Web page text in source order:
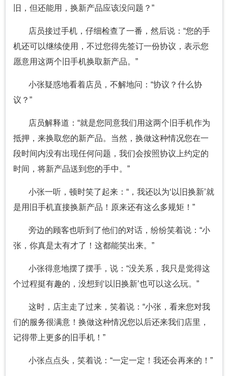
旧，但还能用，换新产品应该没问题？”
店员接过手机，仔细检查了一番，然后说：“您的手
机还可以继续使用，不过您得先签订一份协议，表示您
愿意用这两个旧手机换取新产品。”
小张疑惑地看着店员，不解地问：“协议？什么协
议？”
店员解释道：“就是您同意我们用这两个旧手机作为
抵押，来换取您的新产品。当然，换做这种情况您在一
段时间内没有出现任何问题，我们会按照协议上约定的
时间，将新产品送到您的手中。”
小张一听，顿时笑了起来：“，我还以为‘以旧换新’就
是用旧手机直接换新产品！原来还有这么多规矩！”
旁边的顾客也听到了他们的对话，纷纷笑着说：“小
张，你真是太有才了！这都能笑出来。”
小张得意地摆了摆手，说：“没关系，我只是觉得这
个过程挺有趣的，没想到‘以旧换新’也可以这么玩。”
这时，店主走了过来，笑着说：“小张，看来您对我
们的服务很满意！换做这种情况您以后还来我们店里，
记得带上更多的旧手机！”
小张点点头，笑着说：“一定一定！我还会再来的！”